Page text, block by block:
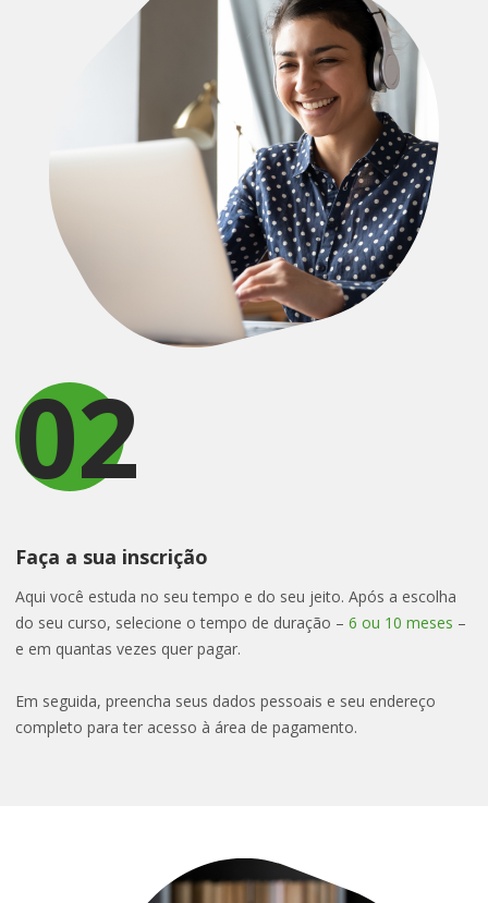
02
Faça a sua inscrição
Aqui você estuda no seu tempo e do seu jeito. Após a escolha
do seu curso, selecione o tempo de duração – 6 ou 10 meses –
e em quantas vezes quer pagar.
Em seguida, preencha seus dados pessoais e seu endereço
completo para ter acesso à área de pagamento.